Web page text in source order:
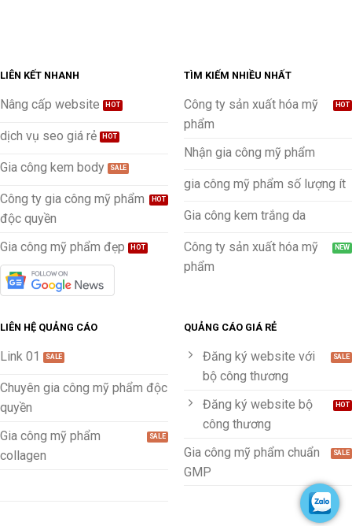
LIÊN KẾT NHANH
Nâng cấp website
dịch vụ seo giá rẻ
Gia công kem body
Công ty gia công mỹ phẩm
độc quyền
Gia công mỹ phẩm đẹp
TÌM KIẾM NHIỀU NHẤT
Công ty sản xuất hóa mỹ
phẩm
Nhận gia công mỹ phẩm
gia công mỹ phẩm số lượng ít
Gia công kem trắng da
Công ty sản xuất hóa mỹ
phẩm
LIÊN HỆ QUẢNG CÁO
Link 01
Chuyên gia công mỹ phẩm độc
quyền
Gia công mỹ phẩm
collagen
QUẢNG CÁO GIÁ RẺ
Đăng ký website với
bộ công thương
Đăng ký website bộ
công thương
Gia công mỹ phẩm chuẩn
GMP